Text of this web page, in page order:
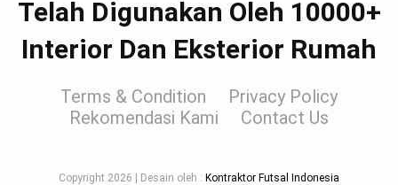
Telah Digunakan Oleh 10000+
Interior Dan Eksterior Rumah
Terms & Condition
Privacy Policy
Rekomendasi Kami
Contact Us
Copyright 2026 | Desain oleh : Kontraktor Futsal Indonesia